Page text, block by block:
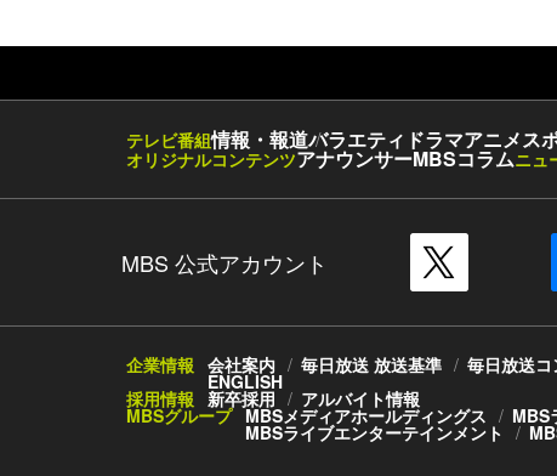
テレビ番組情報・報道バラエティ ドラマアニメス
オリジナルコンテンツアナウンサーMBSコラムニュ
MBS 公式アカウント
企業情報 会社案内 毎日放送 放送基準 毎日放送
ENGLISH
採用情報 新卒採用 アルバイト情報
MBSグループ MBSメディアホールディングス MBS
MBSライブエンターテインメント